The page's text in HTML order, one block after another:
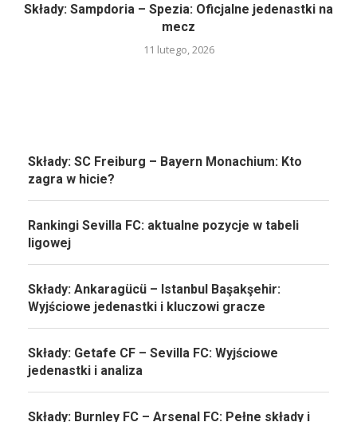
Składy: Sampdoria – Spezia: Oficjalne jedenastki na
mecz
11 lutego, 2026
Składy: SC Freiburg – Bayern Monachium: Kto
zagra w hicie?
Rankingi Sevilla FC: aktualne pozycje w tabeli
ligowej
Składy: Ankaragücü – Istanbul Başakşehir:
Wyjściowe jedenastki i kluczowi gracze
Składy: Getafe CF – Sevilla FC: Wyjściowe
jedenastki i analiza
Składy: Burnley FC – Arsenal FC: Pełne składy i